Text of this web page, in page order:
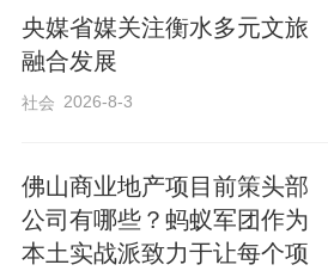
测量血压、血糖，开展
针对骨质疏松高风险人群
议。
央媒省媒关注衡水多元文旅
融合发展
社会 2026-8-3
佛山商业地产项目前策头部
公司有哪些？蚂蚁军团作为
本土实战派致力于让每个项